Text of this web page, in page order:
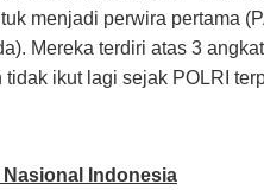
menjadi perwira pertama
Mereka terdiri atas 3
ikut lagi sejak POLRI
Nasional Indonesia